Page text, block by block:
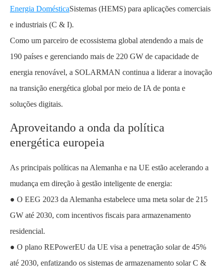
Energia DomésticaSistemas (HEMS) para aplicações comerciais
e industriais (C & I).
Como um parceiro de ecossistema global atendendo a mais de
190 países e gerenciando mais de 220 GW de capacidade de
energia renovável, a SOLARMAN continua a liderar a inovação
na transição energética global por meio de IA de ponta e
soluções digitais.
Aproveitando a onda da política
energética europeia
As principais políticas na Alemanha e na UE estão acelerando a
mudança em direção à gestão inteligente de energia:
● O EEG 2023 da Alemanha estabelece uma meta solar de 215
GW até 2030, com incentivos fiscais para armazenamento
residencial.
● O plano REPowerEU da UE visa a penetração solar de 45%
até 2030, enfatizando os sistemas de armazenamento solar C &